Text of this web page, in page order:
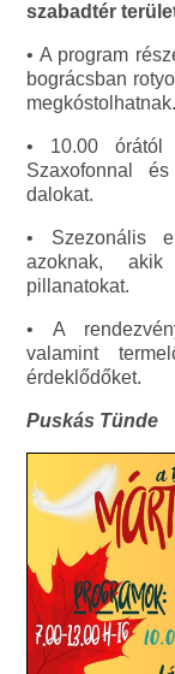
szabadtér
• A program
bográcsban
megkóstolhatnak.
• 10.00 órától
Szaxofonnal
dalokat.
• Szezonális
azoknak,
pillanatokat.
• A
valamint
érdeklődőket.
Puskás Tünde